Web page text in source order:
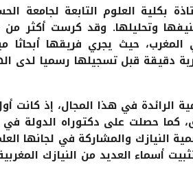
العلوم التابعة لجامعة
وتحليلها. وقد كرست أكثر
حيث يجري فريقها أبحاثا
دقيقة قبل تسجيلها رسميا لدى
الرائدة في هذا المجال، إذ كانت
كما حصلت على دكتوراه الدولة
أسماء العديد من النيازك